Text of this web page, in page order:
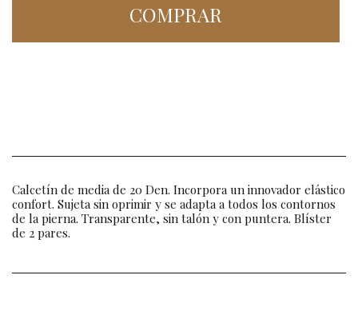
COMPRAR
Calcetín de media de 20 Den. Incorpora un innovador elástico
confort. Sujeta sin oprimir y se adapta a todos los contornos
de la pierna. Transparente, sin talón y con puntera. Blíster
de 2 pares.